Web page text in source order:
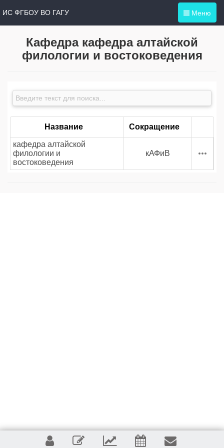
Меню
ИС ФГБОУ ВО ГАГУ
Кафедра кафедра алтайской
филологии и востоковедения
Название Сокращение
кафедра алтайской
филологии и
востоковедения
кАФиВ